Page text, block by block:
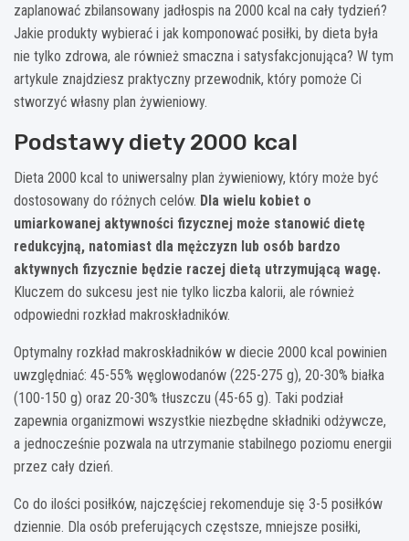
zaplanować zbilansowany jadłospis na 2000 kcal na cały tydzień?
Jakie produkty wybierać i jak komponować posiłki, by dieta była
nie tylko zdrowa, ale również smaczna i satysfakcjonująca? W tym
artykule znajdziesz praktyczny przewodnik, który pomoże Ci
stworzyć własny plan żywieniowy.
Podstawy diety 2000 kcal
Dieta 2000 kcal to uniwersalny plan żywieniowy, który może być
dostosowany do różnych celów. Dla wielu kobiet o
umiarkowanej aktywności fizycznej może stanowić dietę
redukcyjną, natomiast dla mężczyzn lub osób bardzo
aktywnych fizycznie będzie raczej dietą utrzymującą wagę.
Kluczem do sukcesu jest nie tylko liczba kalorii, ale również
odpowiedni rozkład makroskładników.
Optymalny rozkład makroskładników w diecie 2000 kcal powinien
uwzględniać: 45-55% węglowodanów (225-275 g), 20-30% białka
(100-150 g) oraz 20-30% tłuszczu (45-65 g). Taki podział
zapewnia organizmowi wszystkie niezbędne składniki odżywcze,
a jednocześnie pozwala na utrzymanie stabilnego poziomu energii
przez cały dzień.
Co do ilości posiłków, najczęściej rekomenduje się 3-5 posiłków
dziennie. Dla osób preferujących częstsze, mniejsze posiłki,